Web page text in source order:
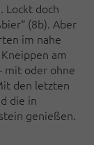
Lockt doch
(8b). Aber
im nahe
am
mit oder ohne
den letzten
die in
genießen.